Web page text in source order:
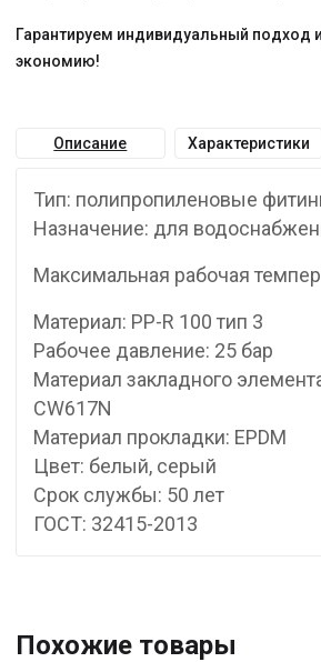
Гарантируем индивидуальный подход
экономию!
Описание Характеристики
Тип: полипропиленовые
Назначение: для
Максимальная рабочая
Материал: PP-R 100 тип 3
Рабочее давление: 25 бар
Материал закладного
CW617N
Материал прокладки: EPDM
Цвет: белый, серый
Срок службы: 50 лет
ГОСТ: 32415-2013
Похожие товары